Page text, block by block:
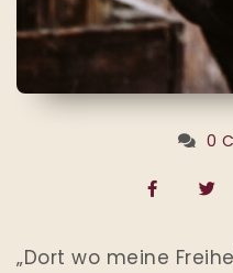
0
„Dort wo meine